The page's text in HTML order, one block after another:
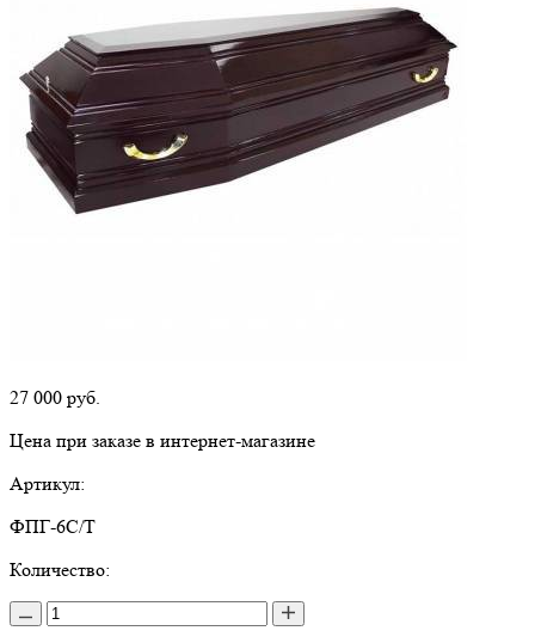
27 000 руб.
Цена при заказе в интернет-магазине
Артикул:
ФПГ-6С/Т
Количество: